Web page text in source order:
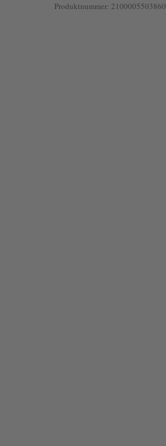
Produktnummer: 2100005503860